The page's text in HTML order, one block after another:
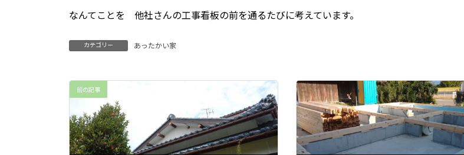
なんてことを 他社さんの工事看板の前を通るたびに考えています。
カテゴリー あったかい家
前の記事